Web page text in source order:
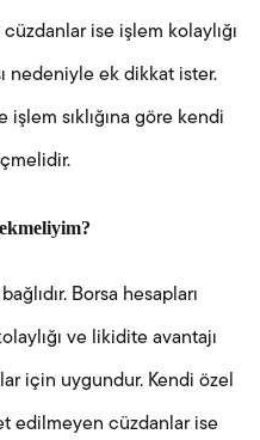
ise işlem kolaylığı
nedeniyle ek dikkat ister.
işlem sıklığına göre kendi
Borsa hesapları
ve likidite avantajı
için uygundur. Kendi özel
edilmeyen cüzdanlar ise